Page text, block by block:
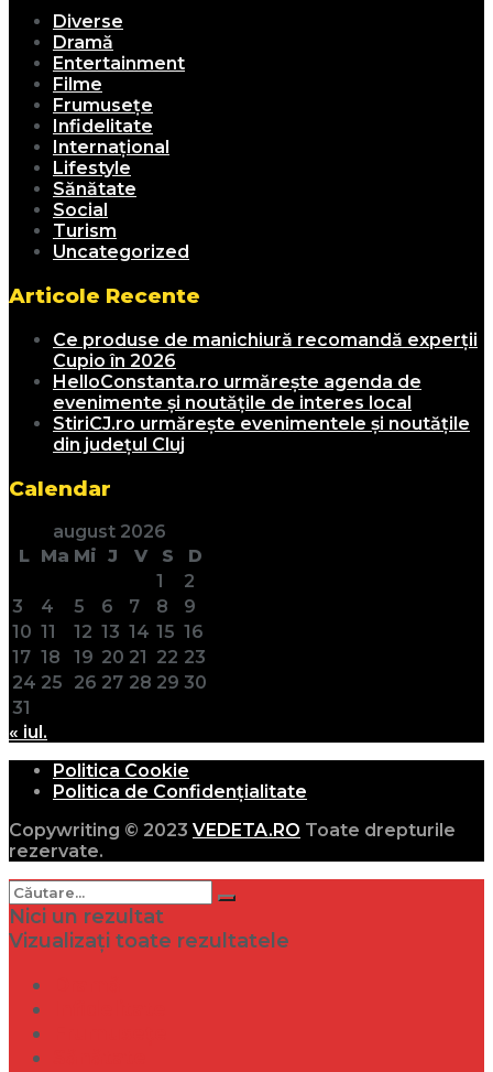
Diverse
Dramă
Entertainment
Filme
Frumusețe
Infidelitate
Internațional
Lifestyle
Sănătate
Social
Turism
Uncategorized
Articole Recente
Ce produse de manichiură recomandă experții
Cupio în 2026
HelloConstanta.ro urmărește agenda de
evenimente și noutățile de interes local
StiriCJ.ro urmărește evenimentele și noutățile
din județul Cluj
Calendar
august 2026
L Ma Mi J V S
D
1
2
3
4 5 6 7 8
9
10 11 12 13 14 15 16
17 18 19 20 21 22 23
24 25 26 27 28 29 30
31
« iul.
Politica Cookie
Politica de Confidențialitate
Copywriting © 2023 VEDETA.RO Toate drepturile
rezervate.
Nici un rezultat
Vizualizați toate rezultatele